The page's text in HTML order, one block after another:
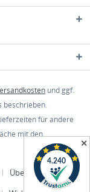
✕
und ggf.
beschrieben.
für andere
mit den
Über uns